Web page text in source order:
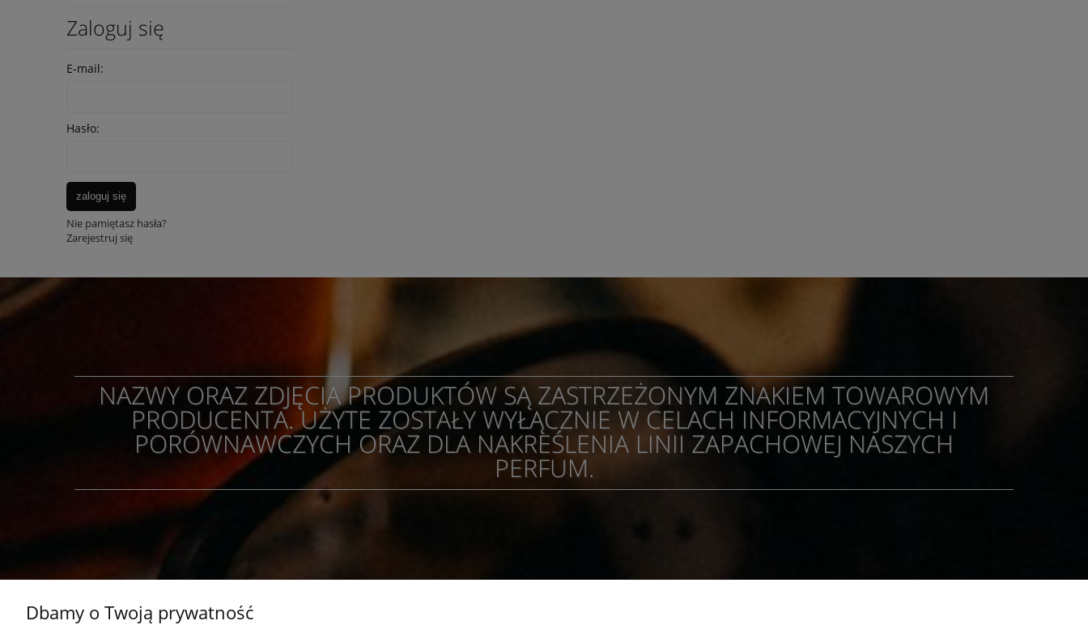
Zaloguj się
E-mail:
Hasło:
zaloguj się
Nie pamiętasz hasła?
Zarejestruj się
NAZWY ORAZ ZDJĘCIA PRODUKTÓW SĄ ZASTRZEŻONYM ZNAKIEM TOWAROWYM
PRODUCENTA. UŻYTE ZOSTAŁY WYŁĄCZNIE W CELACH INFORMACYJNYCH I
PORÓWNAWCZYCH ORAZ DLA NAKREŚLENIA LINII ZAPACHOWEJ NASZYCH
PERFUM.
Dbamy o Twoją prywatność